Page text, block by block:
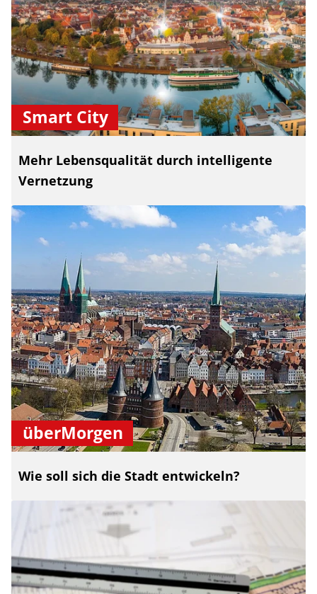
Smart City
Mehr Lebensqualität durch intelligente
Vernetzung
überMorgen
Wie soll sich die Stadt entwickeln?